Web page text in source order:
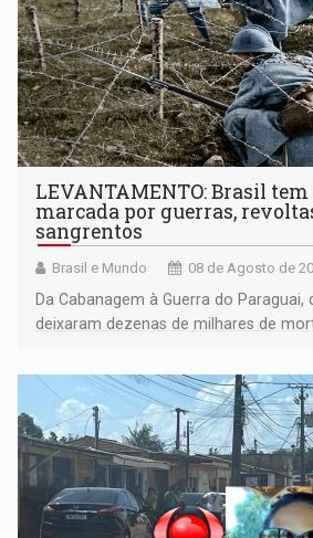
LEVANTAMENTO: Brasil
marcada por guerras,
sangrentos
Brasil e Mundo 08 de Agosto de
Da Cabanagem à Guerra do
deixaram dezenas de milhares de
territoriais e sociais